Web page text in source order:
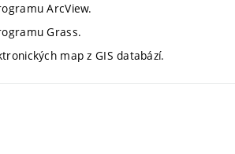
ArcView.
Grass.
map z GIS databází.